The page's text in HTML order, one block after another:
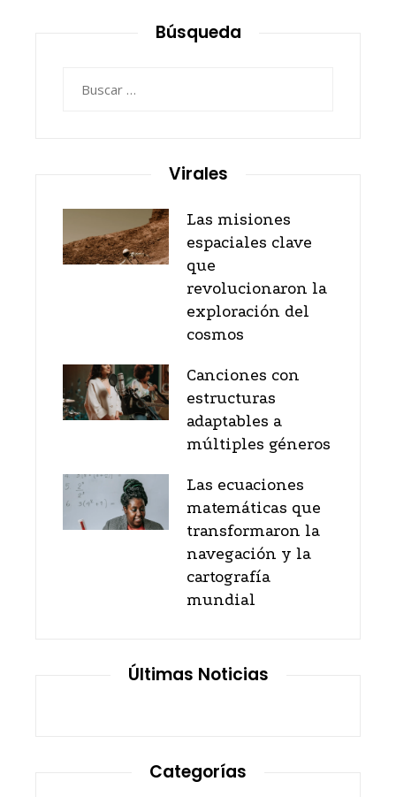
Búsqueda
Virales
Las misiones
espaciales clave
que
revolucionaron la
exploración del
cosmos
Canciones con
estructuras
adaptables a
múltiples géneros
Las ecuaciones
matemáticas que
transformaron la
navegación y la
cartografía
mundial
Últimas Noticias
Categorías